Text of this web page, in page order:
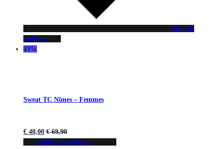
Liste de
souhaits
43%
Sweat TC Nîmes – Femmes
€ 40,00 €69,90
Choix des options